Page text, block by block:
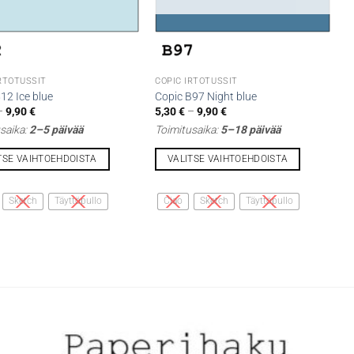
Ice blue
9,90€Hintaluokka:
-
2–5 päivää
VAIHTOEHDOISTA
Sketch Täyttöpullo
COPIC IRTOTUSSIT
Copic B97 Night blue
5,30€ – 9,90€Hintaluokka:
-
Toimitusaika:5–18 päivää
VALITSE VAIHTOEHDOISTA
tuotteella
sivulla.
Ciao Sketch Täyttöpullo